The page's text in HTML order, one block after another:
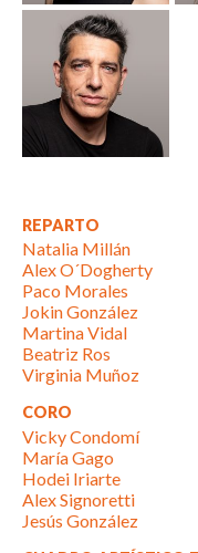
REPARTO
Natalia Millán
Alex O´Dogherty
Paco Morales
Jokin González
Martina Vidal
Beatriz Ros
Virginia Muñoz
CORO
Vicky Condomí
María Gago
Hodei Iriarte
Alex Signoretti
Jesús González